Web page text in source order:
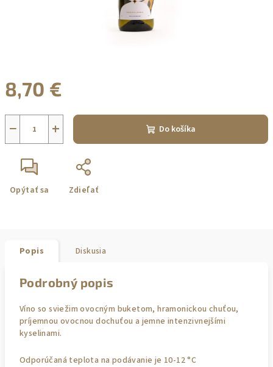
8,70 €
+
− Do košíka
Opýtať sa Zdieľať
Popis Diskusia
Podrobný popis
Víno so sviežim ovocným buketom, hramonickou chuťou,
príjemnou ovocnou dochuťou a jemne intenzivnejšími
kyselinami.
Odporúčaná teplota na podávanie je 10-12°C